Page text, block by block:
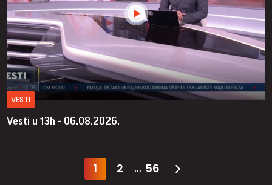
VESTI
Vesti u 13h - 06.08.2026.
1 2 ... 56